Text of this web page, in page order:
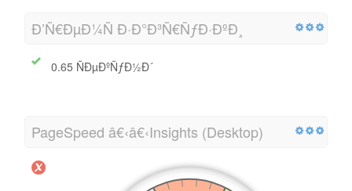
Ð’Ñ€ÐµÐ¼Ñ Ð·Ð°Ð³Ñ€ÑƒÐ·ÐºÐ¸
0.65 ÑÐµÐºÑƒÐ½Ð´
PageSpeed â€‹â€‹Insights (Desktop)